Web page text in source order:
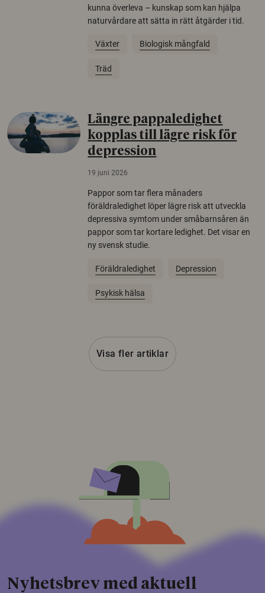
kunna överleva – kunskap som kan hjälpa
naturvårdare att sätta in rätt åtgärder i tid.
Växter Biologisk mångfald
Träd
Längre pappaledighet
kopplas till lägre risk för
depression
19 juni 2026
Pappor som tar flera månaders
föräldraledighet löper lägre risk att utveckla
depressiva symtom under småbarnsåren än
pappor som tar kortare ledighet. Det visar en
ny svensk studie.
Föräldraledighet Depression
Psykisk hälsa
Visa fler artiklar
Nyhetsbrev med aktuell